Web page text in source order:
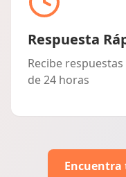
Respuesta
Recibe
de 24 horas